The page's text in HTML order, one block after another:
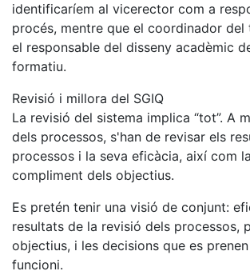
identificaríem al vicerector com a
procés, mentre que el coordinador
el responsable del disseny acadèmic
formatiu.
Revisió i millora del SGIQ
La revisió del sistema implica “tot”. A
dels processos, s'han de revisar els
processos i la seva eficàcia, així com
compliment dels objectius.
Es pretén tenir una visió de conjunt:
resultats de la revisió dels processos,
objectius, i les decisions que es
funcioni.